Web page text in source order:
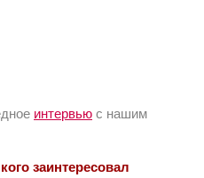
интервью с нашим
заинтересовал